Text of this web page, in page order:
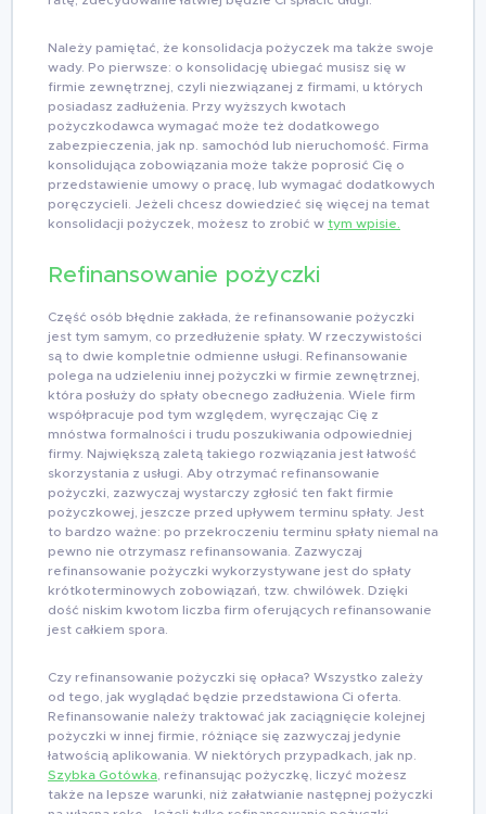
Należy pamiętać, że konsolidacja pożyczek ma także swoje
wady. Po pierwsze: o konsolidację ubiegać musisz się w
firmie zewnętrznej, czyli niezwiązanej z firmami, u których
posiadasz zadłużenia. Przy wyższych kwotach
pożyczkodawca wymagać może też dodatkowego
zabezpieczenia, jak np. samochód lub nieruchomość. Firma
konsolidująca zobowiązania może także poprosić Cię o
przedstawienie umowy o pracę, lub wymagać dodatkowych
poręczycieli. Jeżeli chcesz dowiedzieć się więcej na temat
konsolidacji pożyczek, możesz to zrobić w tym wpisie.
Refinansowanie pożyczki
Część osób błędnie zakłada, że refinansowanie pożyczki
jest tym samym, co przedłużenie spłaty. W rzeczywistości
są to dwie kompletnie odmienne usługi. Refinansowanie
polega na udzieleniu innej pożyczki w firmie zewnętrznej,
która posłuży do spłaty obecnego zadłużenia. Wiele firm
współpracuje pod tym względem, wyręczając Cię z
mnóstwa formalności i trudu poszukiwania odpowiedniej
firmy. Największą zaletą takiego rozwiązania jest łatwość
skorzystania z usługi. Aby otrzymać refinansowanie
pożyczki, zazwyczaj wystarczy zgłosić ten fakt firmie
pożyczkowej, jeszcze przed upływem terminu spłaty. Jest
to bardzo ważne: po przekroczeniu terminu spłaty niemal na
pewno nie otrzymasz refinansowania. Zazwyczaj
refinansowanie pożyczki wykorzystywane jest do spłaty
krótkoterminowych zobowiązań, tzw. chwilówek. Dzięki
dość niskim kwotom liczba firm oferujących refinansowanie
jest całkiem spora.
Czy refinansowanie pożyczki się opłaca? Wszystko zależy
od tego, jak wyglądać będzie przedstawiona Ci oferta.
Refinansowanie należy traktować jak zaciągnięcie kolejnej
pożyczki w innej firmie, różniące się zazwyczaj jedynie
łatwością aplikowania. W niektórych przypadkach, jak np.
Szybka Gotówka , refinansując pożyczkę, liczyć możesz
także na lepsze warunki, niż załatwianie następnej pożyczki